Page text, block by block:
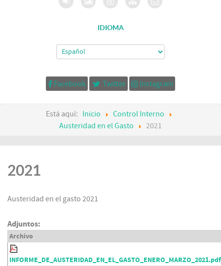
IDIOMA
Facebook Twitter Instagram
Está aquí: Inicio
Control Interno
Austeridad en el Gasto
2021
2021
Austeridad en el gasto 2021
Adjuntos:
Archivo
INFORME_DE_AUSTERIDAD_EN_EL_GASTO_ENERO_MARZO_2021.pdf